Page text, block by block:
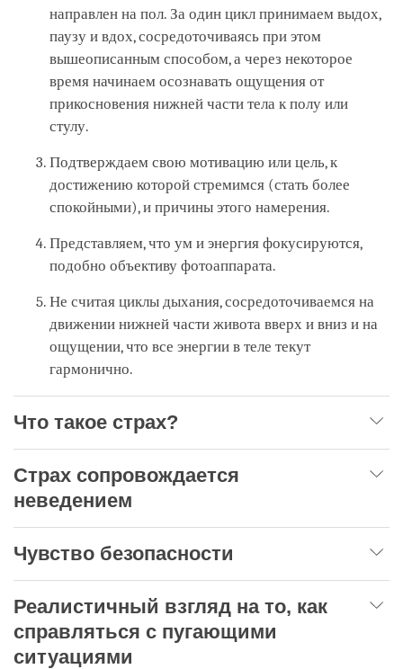
направлен на пол. За один цикл принимаем выдох,
паузу и вдох, сосредоточиваясь при этом
вышеописанным способом, а через некоторое
время начинаем осознавать ощущения от
прикосновения нижней части тела к полу или
стулу.
Подтверждаем свою мотивацию или цель, к
достижению которой стремимся (стать более
спокойными), и причины этого намерения.
Представляем, что ум и энергия фокусируются,
подобно объективу фотоаппарата.
Не считая циклы дыхания, сосредоточиваемся на
движении нижней части живота вверх и вниз и на
ощущении, что все энергии в теле текут
гармонично.
Что такое страх?
Страх сопровождается
неведением
Чувство безопасности
Реалистичный взгляд на то, как
справляться с пугающими
ситуациями